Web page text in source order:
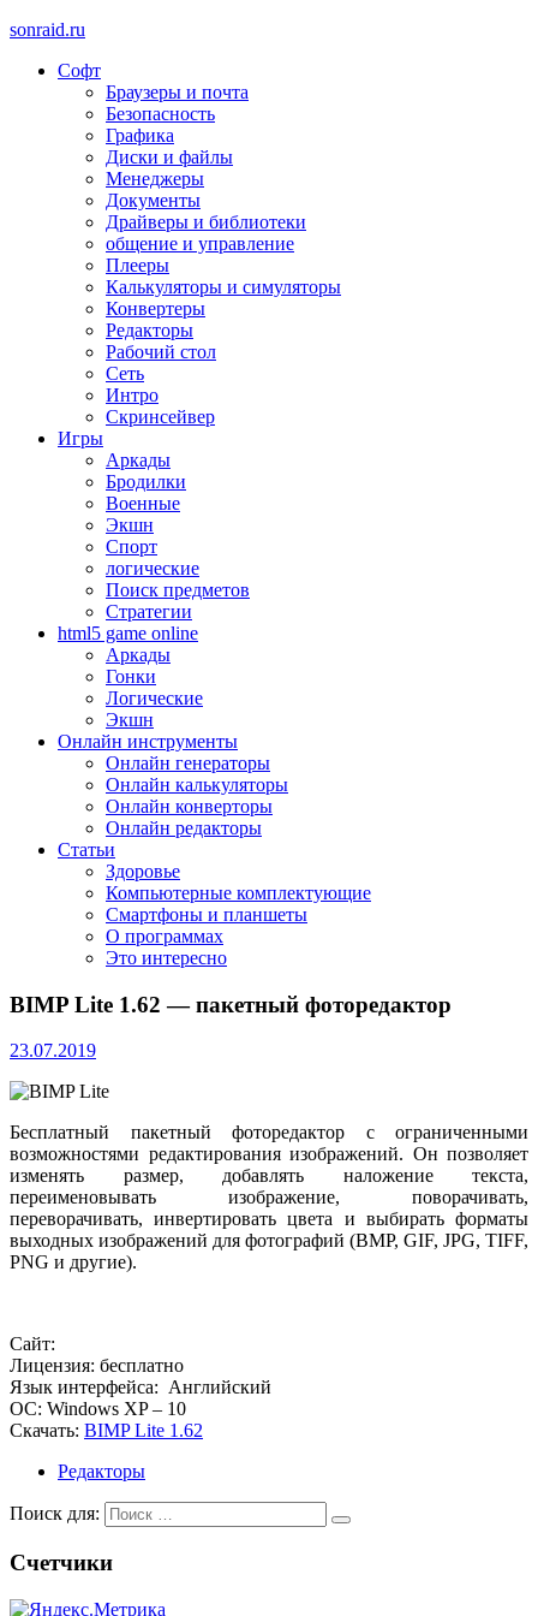
sonraid.ru
Скачивай программы, мини игры
Софт
Браузеры и почта
Безопасность
Графика
Диски и файлы
Менеджеры
Документы
Драйверы и библиотеки
общение и управление
Плееры
Калькуляторы и симуляторы
Конвертеры
Редакторы
Рабочий стол
Сеть
Интро
Скринсейвер
Игры
Аркады
Бродилки
Военные
Экшн
Спорт
логические
Поиск предметов
Стратегии
html5 game online
Аркады
Гонки
Логические
Экшн
Онлайн инструменты
Онлайн генераторы
Онлайн калькуляторы
Онлайн конверторы
Онлайн редакторы
Статьи
Здоровье
Компьютерные комплектующие
Смартфоны и планшеты
О программах
Это интересно
BIMP Lite 1.62 — пакетный фоторедактор
23.07.2019
Бесплатный пакетный фоторедактор с ограниченными
возможностями редактирования изображений. Он позволяет
изменять размер, добавлять наложение текста,
переименовывать изображение, поворачивать,
переворачивать, инвертировать цвета и выбирать форматы
выходных изображений для фотографий (BMP, GIF, JPG, TIFF,
PNG и другие).
Сайт:
Лицензия: бесплатно
Язык интерфейса: Английский
ОС: Windows XP – 10
Скачать: BIMP Lite 1.62
Редакторы
Поиск для:
Счетчики